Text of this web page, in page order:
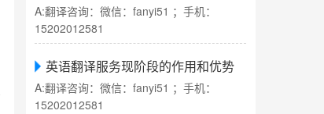
A:翻译咨询：微信：fanyi51 ；手机：
15202012581
英语翻译服务现阶段的作用和优势
A:翻译咨询：微信：fanyi51 ；手机：
15202012581